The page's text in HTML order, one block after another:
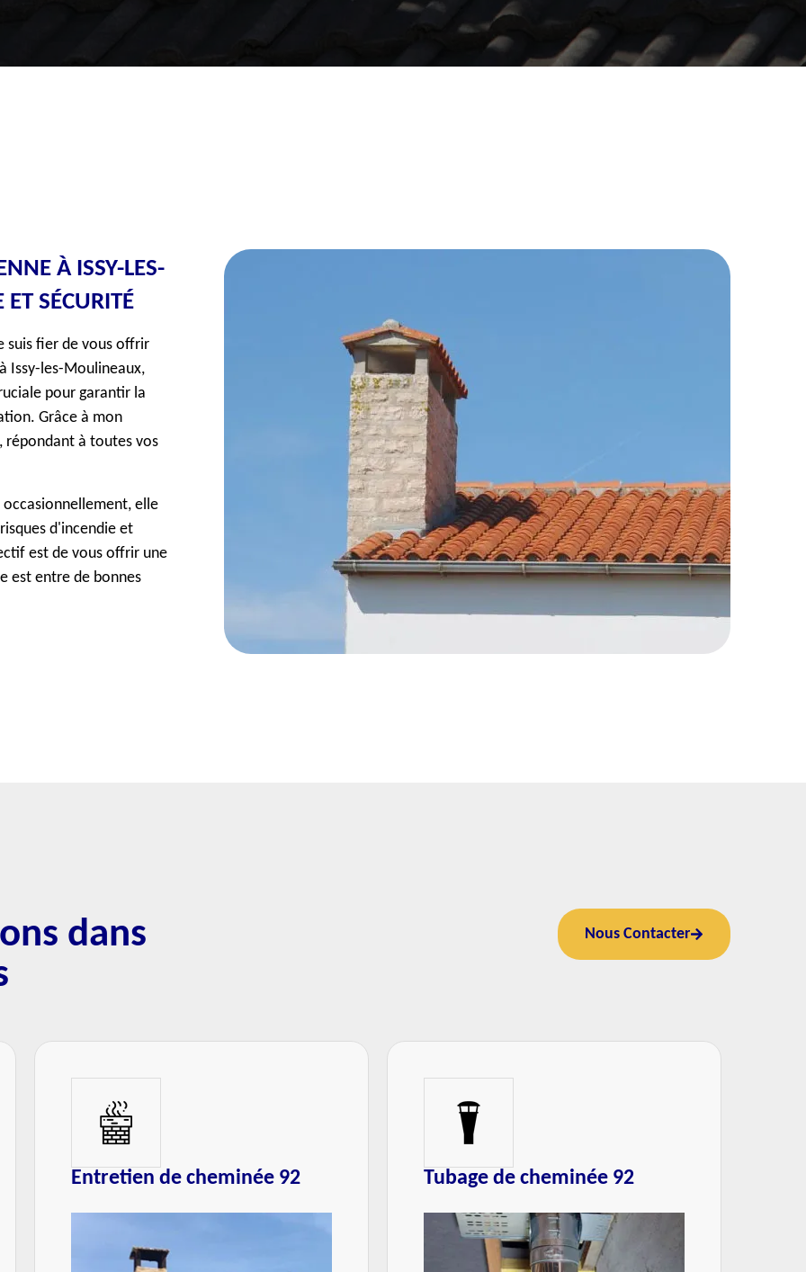
À ISSY-LES-
SÉCURITÉ
suis fier de vous offrir
Issy-les-Moulineaux,
pour garantir la
Grâce à mon
répondant à toutes vos
elle
d'incendie et
est de vous offrir une
est entre de bonnes
dans
Nous Contacter
Entretien de cheminée 92 Tubage de cheminée 92